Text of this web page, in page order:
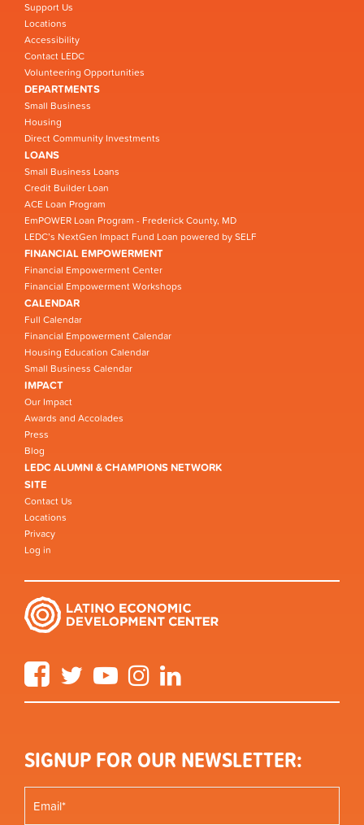
Support Us
Locations
Accessibility
Contact LEDC
Volunteering Opportunities
DEPARTMENTS
Small Business
Housing
Direct Community Investments
LOANS
Small Business Loans
Credit Builder Loan
ACE Loan Program
EmPOWER Loan Program - Frederick County, MD
LEDC’s NextGen Impact Fund Loan powered by SELF
FINANCIAL EMPOWERMENT
Financial Empowerment Center
Financial Empowerment Workshops
CALENDAR
Full Calendar
Financial Empowerment Calendar
Housing Education Calendar
Small Business Calendar
IMPACT
Our Impact
Awards and Accolades
Press
Blog
LEDC ALUMNI & CHAMPIONS NETWORK
SITE
Contact Us
Locations
Privacy
Log in
FacebookTwitter YouTube Instagram
SIGNUP FOR OUR NEWSLETTER: